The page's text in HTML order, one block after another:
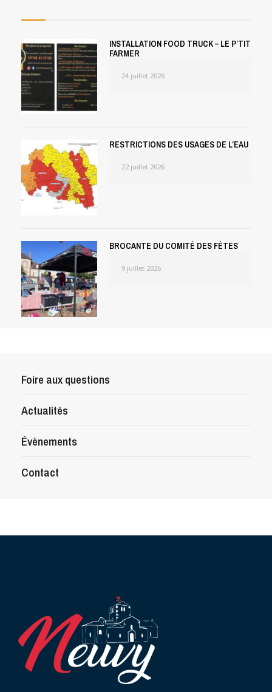
INSTALLATION FOOD TRUCK – LE P’TIT
FARMER
24 juillet 2026
RESTRICTIONS DES USAGES DE L’EAU
22 juillet 2026
BROCANTE DU COMITÉ DES FÊTES
9 juillet 2026
Foire aux questions
Actualités
Évènements
Contact